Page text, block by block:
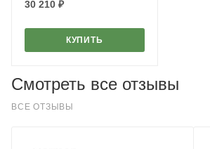
30 210 ₽
КУПИТЬ
Смотреть все отзывы
ВСЕ ОТЗЫВЫ